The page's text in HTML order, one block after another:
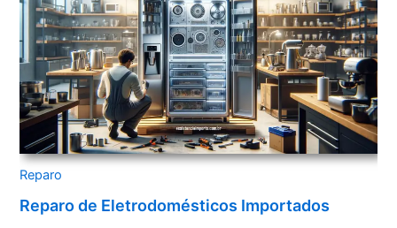
Reparo
Reparo de Eletrodomésticos Importados